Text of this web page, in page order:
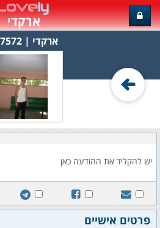
ארקדי
ארקדי‏ | 687572
פרטים אישיים